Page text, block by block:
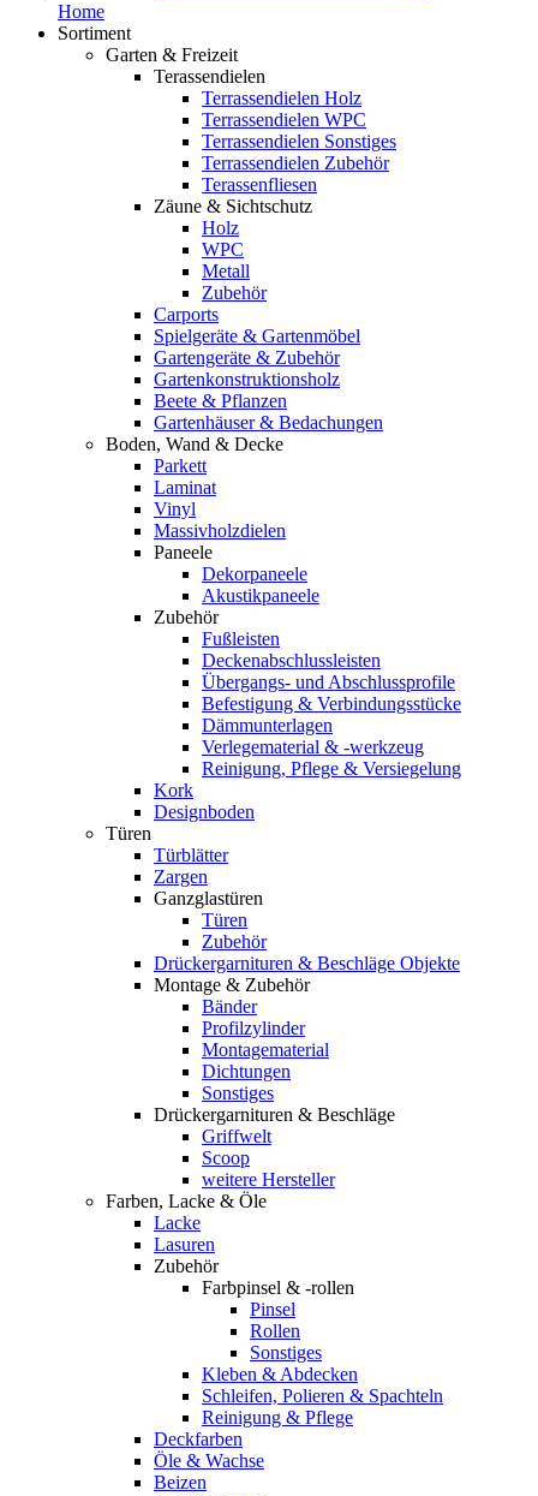
Home
Sortiment
Garten & Freizeit
Terassendielen
Terrassendielen Holz
Terrassendielen WPC
Terrassendielen Sonstiges
Terrassendielen Zubehör
Terassenfliesen
Zäune & Sichtschutz
Holz
WPC
Metall
Zubehör
Carports
Spielgeräte & Gartenmöbel
Gartengeräte & Zubehör
Gartenkonstruktionsholz
Beete & Pflanzen
Gartenhäuser & Bedachungen
Boden, Wand & Decke
Parkett
Laminat
Vinyl
Massivholzdielen
Paneele
Dekorpaneele
Akustikpaneele
Zubehör
Fußleisten
Deckenabschlussleisten
Übergangs- und Abschlussprofile
Befestigung & Verbindungsstücke
Dämmunterlagen
Verlegematerial & -werkzeug
Reinigung, Pflege & Versiegelung
Kork
Designboden
Türen
Türblätter
Zargen
Ganzglastüren
Türen
Zubehör
Drückergarnituren & Beschläge Objekte
Montage & Zubehör
Bänder
Profilzylinder
Montagematerial
Dichtungen
Sonstiges
Drückergarnituren & Beschläge
Griffwelt
Scoop
weitere Hersteller
Farben, Lacke & Öle
Lacke
Lasuren
Zubehör
Farbpinsel & -rollen
Pinsel
Rollen
Sonstiges
Kleben & Abdecken
Schleifen, Polieren & Spachteln
Reinigung & Pflege
Deckfarben
Öle & Wachse
Beizen